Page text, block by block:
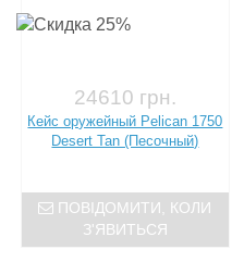
24610 грн.
Кейс оружейный Pelican 1750
Desert Tan (Песочный)
ПОВІДОМИТИ, КОЛИ
З'ЯВИТЬСЯ